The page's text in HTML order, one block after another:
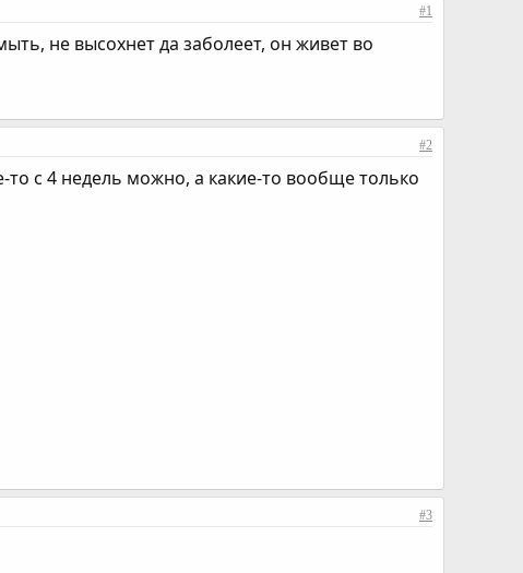
#1
не высохнет да заболеет, он живет во
#2
с 4 недель можно, а какие-то вообще только
#3